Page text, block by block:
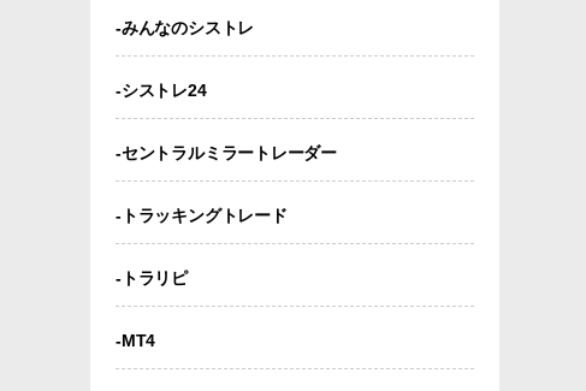
-みんなのシストレ
-シストレ24
-セントラルミラートレーダー
-トラッキングトレード
-トラリピ
-MT4